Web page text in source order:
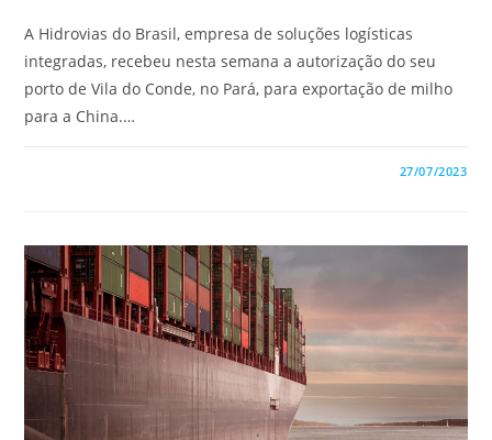
A Hidrovias do Brasil, empresa de soluções logísticas
integradas, recebeu nesta semana a autorização do seu
porto de Vila do Conde, no Pará, para exportação de milho
para a China.…
27/07/2023